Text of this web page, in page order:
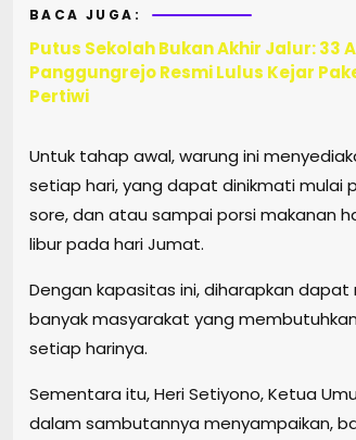
BACA JUGA:
Putus Sekolah Bukan Akhir Jalur: 33
Panggungrejo Resmi Lulus Kejar
Pertiwi
Untuk tahap awal, warung ini
setiap hari, yang dapat dinikmati mulai
sore, dan atau sampai porsi makanan
libur pada hari Jumat.
Dengan kapasitas ini, diharapkan dapat
banyak masyarakat yang
setiap harinya.
Sementara itu, Heri Setiyono, Ketua
dalam sambutannya menyampaikan,